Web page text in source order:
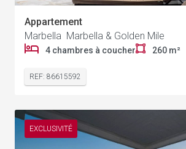
Appartement
Marbella Marbella & Golden Mile
4 chambres à coucher 260 m²
REF: 86615592
EXCLUSIVITÉ